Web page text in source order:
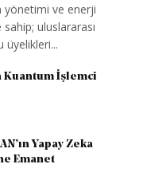
yönetimi ve enerji
uluslararası
üyelikleri...
Kuantum İşlemci
Yapay Zeka
Emanet